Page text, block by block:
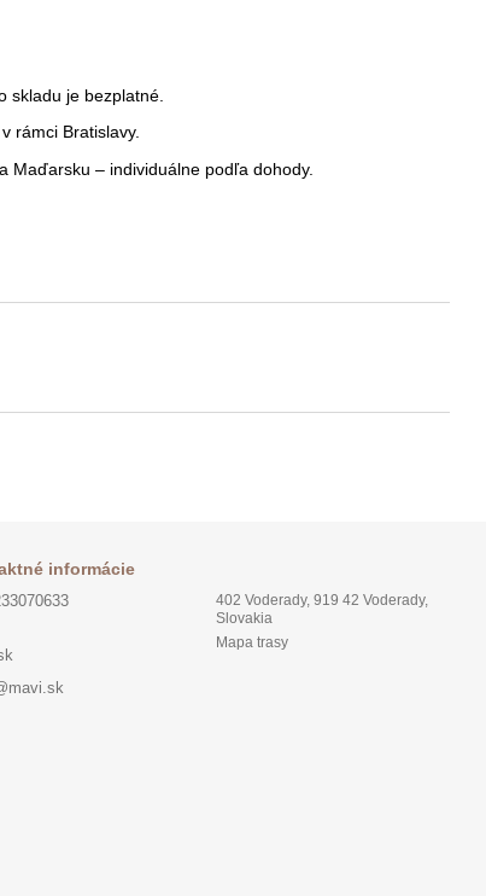
skladu je bezplatné.
rámci Bratislavy.
Maďarsku – individuálne podľa dohody.
informácie
402 Voderady, 919 42 Voderady,
Slovakia
Mapa trasy